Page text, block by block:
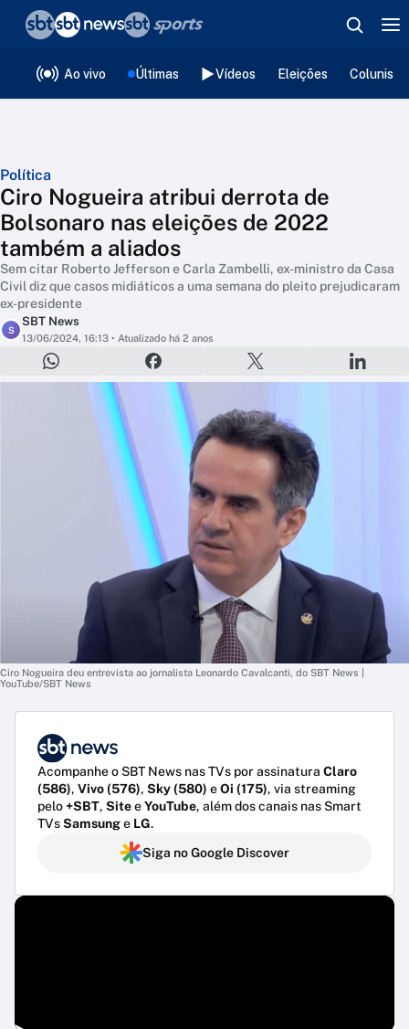
Ao vivo Últimas Vídeos Eleições
Política
Ciro Nogueira atribui derrota de
Bolsonaro nas eleições de 2022
também a aliados
Sem citar Roberto Jefferson e Carla Zambelli, ex-ministro da Casa
Civil diz que casos midiáticos a uma semana do pleito prejudicaram
ex-presidente
S
SBT News
13/06/2024, 16:13 • Atualizado há 2 anos
Ciro Nogueira deu entrevista ao jornalista Leonardo Cavalcanti, do SBT News |
YouTube/SBT News
Acompanhe o SBT News nas TVs por assinatura Claro
(586), Vivo (576), Sky (580) eOi (175), via streaming
pelo+SBT, SiteeYouTube, além dos canais nas Smart
TVsSamsunge LG.
Siga no Google Discover
❮voltar
Editorias